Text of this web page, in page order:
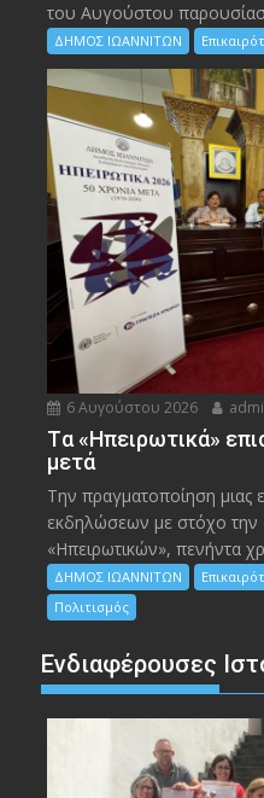
του Αυγούστου
ΔΗΜΟΣ ΙΩΑΝΝΙΤΩΝ
6 Αυγούστου 2026
Tα «Ηπειρωτικά»
μετά
Την πραγματοποίηση μιας
εκδηλώσεων με στόχο
«Ηπειρωτικών», πενήντα
ΔΗΜΟΣ ΙΩΑΝΝΙΤΩΝ
Πολιτισμός
Ενδιαφέρουσες